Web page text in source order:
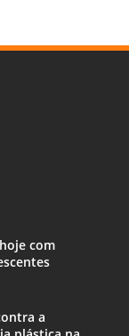
com
a